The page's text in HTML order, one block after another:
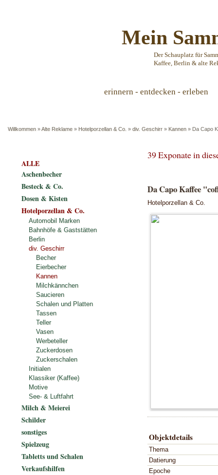
Mein
Der Schauplatz für
Kaffee, Berlin & alte
erinnern - entdecken - erleben
Willkommen »Alte Reklame » Hotelporzellan & Co. » div. Geschirr » Kannen » Da Capo
39 Exponate in
Da Capo Kaffee
Hotelporzellan & Co.
Objektdetails
Thema
Datierung
Epoche
ALLE
Aschenbecher
Besteck & Co.
Dosen & Kisten
Hotelporzellan & Co.
Automobil Marken
Bahnhöfe & Gaststätten
Berlin
div. Geschirr
Becher
Eierbecher
Kannen
Milchkännchen
Saucieren
Schalen und Platten
Tassen
Teller
Vasen
Werbeteller
Zuckerdosen
Zuckerschalen
Initialen
Klassiker (Kaffee)
Motive
See- & Luftfahrt
Milch & Meierei
Schilder
sonstiges
Spielzeug
Tabletts und Schalen
Verkaufshilfen